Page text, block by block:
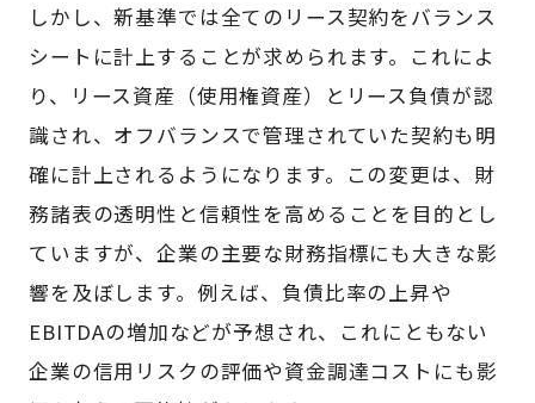
しかし、新基準では全てのリース契約をバランス
シートに計上することが求められます。これによ
り、リース資産（使用権資産）とリース負債が認
識され、オフバランスで管理されていた契約も明
確に計上されるようになります。この変更は、財
務諸表の透明性と信頼性を高めることを目的とし
ていますが、企業の主要な財務指標にも大きな影
響を及ぼします。例えば、負債比率の上昇や
EBITDAの増加などが予想され、これにともない
企業の信用リスクの評価や資金調達コストにも影